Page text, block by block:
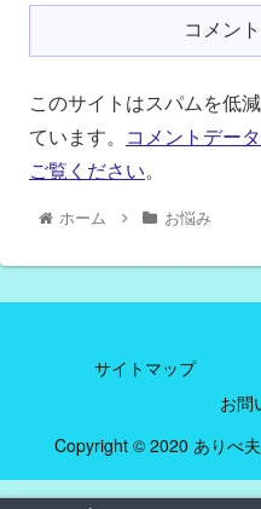
コメン
このサイトはスパムを低
ています。 コメントデー
ご覧ください。
ホーム お悩み
サイトマップ
お問
Copyright © 2020 ありべ